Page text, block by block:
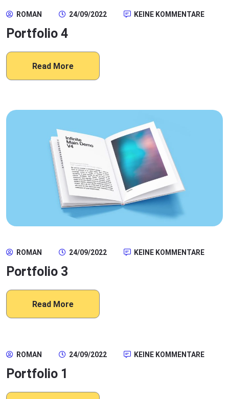
ROMAN 24/09/2022 KEINE KOMMENTARE
Portfolio 4
Read More
ROMAN 24/09/2022 KEINE KOMMENTARE
Portfolio 3
Read More
ROMAN 24/09/2022 KEINE KOMMENTARE
Portfolio 1